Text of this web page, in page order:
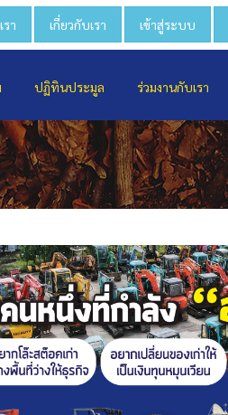
า เกี่ยวกับเรา เข้าสู่ระบบ
ปฏิทินประมูล ร่วมงานกับเรา